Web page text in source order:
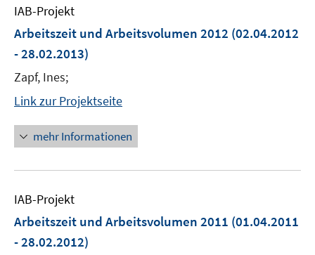
IAB-Projekt
Arbeitszeit und Arbeitsvolumen 2012 (02.04.2012
- 28.02.2013)
Zapf, Ines;
Link zur Projektseite
mehr Informationen
IAB-Projekt
Arbeitszeit und Arbeitsvolumen 2011 (01.04.2011
- 28.02.2012)